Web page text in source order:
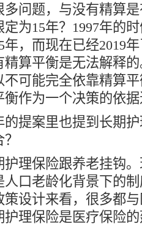
问题，与没有精算
为15年？1997年的
，而现在已经2019
精算平衡是无法解释
不可能完全依靠精算
衡作为一个决策的依
案里也提到长期护
保险跟养老挂钩。
口老龄化背景下的
策设计来看，很多都
理保险是医疗保险